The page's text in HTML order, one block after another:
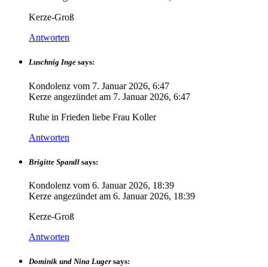
Kerze-Groß
Antworten
Luschnig Inge says:
Kondolenz vom 7. Januar 2026, 6:47
Kerze angezündet am 7. Januar 2026, 6:47
Ruhe in Frieden liebe Frau Koller
Antworten
Brigitte Spandl says:
Kondolenz vom 6. Januar 2026, 18:39
Kerze angezündet am 6. Januar 2026, 18:39
Kerze-Groß
Antworten
Dominik und Nina Luger says: